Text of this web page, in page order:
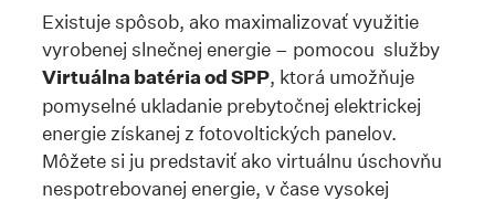
Existuje spôsob, ako maximalizovať využitie
vyrobenej slnečnej energie – pomocou služby
Virtuálna batéria od SPP, ktorá umožňuje
pomyselné ukladanie prebytočnej elektrickej
energie získanej z fotovoltických panelov.
Môžete si ju predstaviť ako virtuálnu úschovňu
nespotrebovanej energie, v čase vysokej